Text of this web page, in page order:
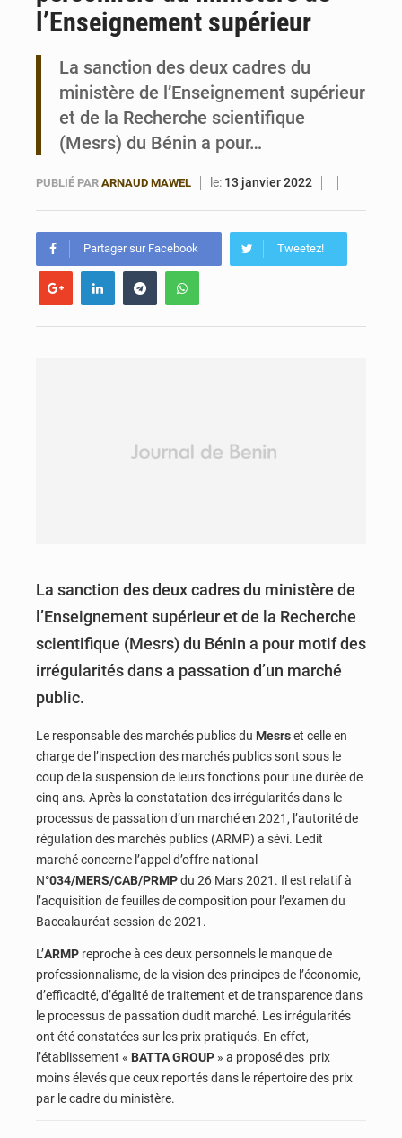
l’Enseignement supérieur
La sanction des deux cadres du
ministère de l’Enseignement supérieur
et de la Recherche scientifique
(Mesrs) du Bénin a pour…
PUBLIÉ PAR ARNAUD MAWEL le: 13 janvier 2022
Partager sur Facebook Tweetez!
La sanction des deux cadres du ministère de
l’Enseignement supérieur et de la Recherche
scientifique (Mesrs) du Bénin a pour motif des
irrégularités dans a passation d’un marché
public.
Le responsable des marchés publics du Mesrset celle en
charge de l’inspection des marchés publics sont sous le
coup de la suspension de leurs fonctions pour une durée de
cinq ans. Après la constatation des irrégularités dans le
processus de passation d’un marché en 2021, l’autorité de
régulation des marchés publics (ARMP) a sévi. Ledit
marché concerne l’appel d’offre national
N°034/MERS/CAB/PRMPdu 26 Mars 2021. Il est relatif à
l’acquisition de feuilles de composition pour l’examen du
Baccalauréat session de 2021.
L’ARMP reproche à ces deux personnels le manque de
professionnalisme, de la vision des principes de l’économie,
d’efficacité, d’égalité de traitement et de transparence dans
le processus de passation dudit marché. Les irrégularités
ont été constatées sur les prix pratiqués. En effet,
l’établissement « BATTA GROUP » a proposé des prix
moins élevés que ceux reportés dans le répertoire des prix
par le cadre du ministère.